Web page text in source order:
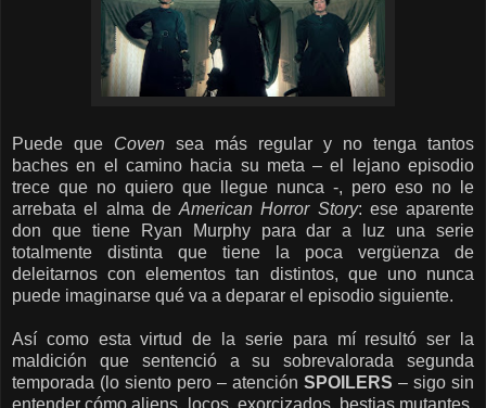
Puede que Coven sea más regular y no tenga tantos
baches en el camino hacia su meta – el lejano episodio
trece que no quiero que llegue nunca -, pero eso no le
arrebata el alma deAmerican Horror Story: ese aparente
don que tiene Ryan Murphy para dar a luz una serie
totalmente distinta que tiene la poca vergüenza de
deleitarnos con elementos tan distintos, que uno nunca
puede imaginarse qué va a deparar el episodio siguiente.
Así como esta virtud de la serie para mí resultó ser la
maldición que sentenció a su sobrevalorada segunda
temporada (lo siento pero – atención SPOILERS – sigo sin